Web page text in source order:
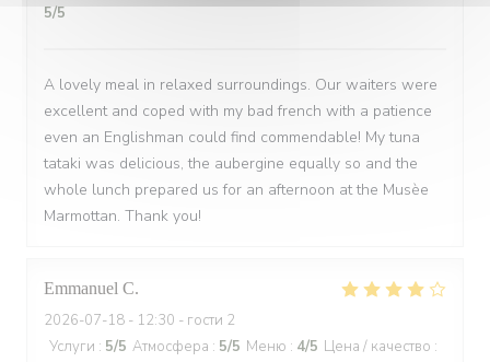
5/5
A lovely meal in relaxed surroundings. Our waiters were
excellent and coped with my bad french with a patience
even an Englishman could find commendable! My tuna
tataki was delicious, the aubergine equally so and the
whole lunch prepared us for an afternoon at the Musèe
Marmottan. Thank you!
Emmanuel C
2026-07-18 - 12:30 - гости 2
Услуги : 5/5 Атмосфера : 5/5 Меню : 4/5 Цена / качество :